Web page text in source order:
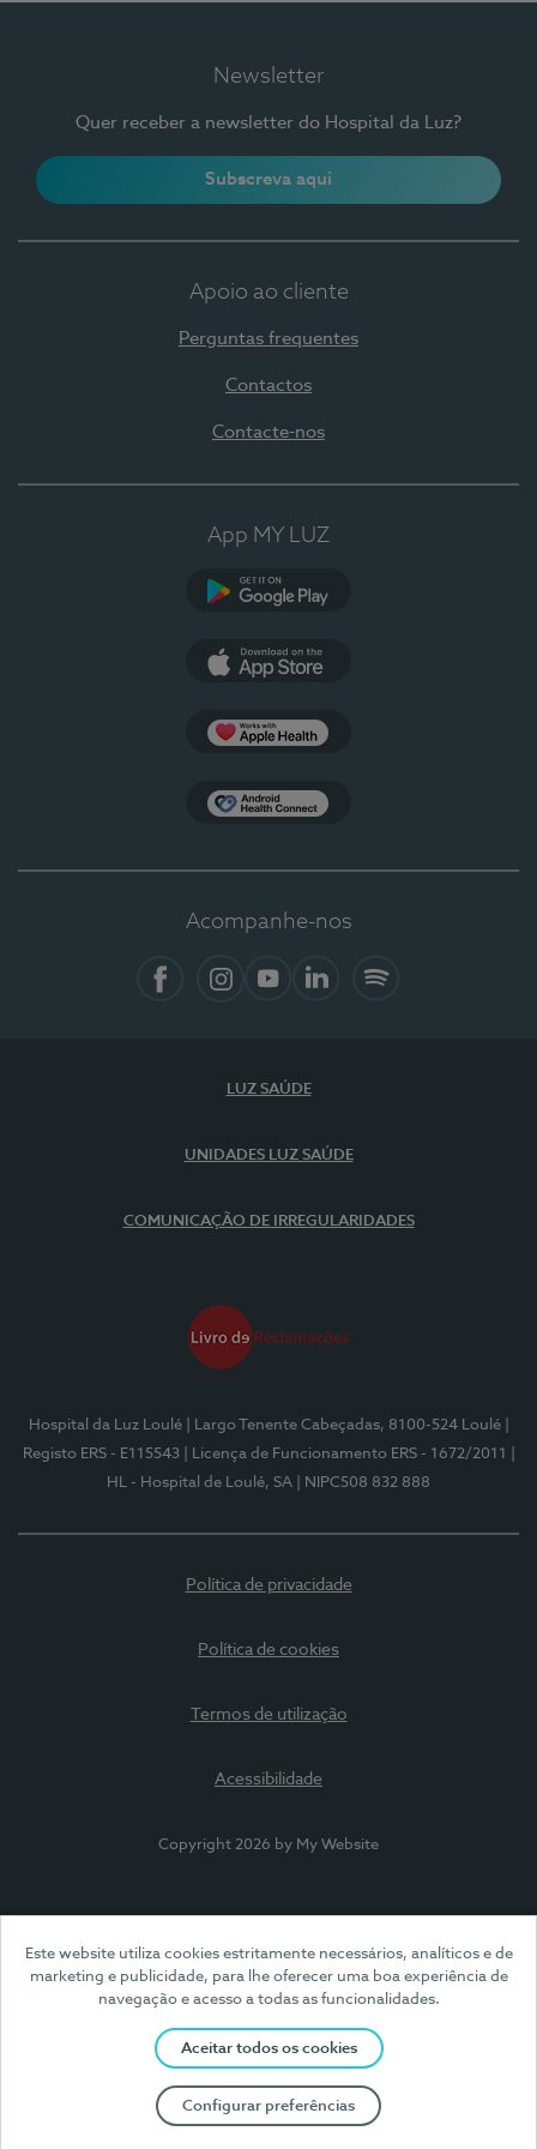
Este website utiliza cookies estritamente necessários, analíticos e de
marketing e publicidade, para lhe oferecer uma boa experiência de
navegação e acesso a todas as funcionalidades.
Aceitar todos os cookies
Configurar preferências
Newsletter
Quer receber a newsletter do Hospital da Luz?
Subscreva aqui
Apoio ao cliente
Perguntas frequentes
Contactos
Contacte-nos
App MY LUZ
Acompanhe-nos
LUZ SAÚDE
UNIDADES LUZ SAÚDE
COMUNICAÇÃO DE IRREGULARIDADES
Hospital da Luz Loulé | Largo Tenente Cabeçadas, 8100-524 Loulé
Registo ERS - E115543
| Licença de Funcionamento ERS - 1672/2011
HL - Hospital de Loulé, SA
| NIPC508 832 888
Política de privacidade
Política de cookies
Termos de utilização
Acessibilidade
Copyright 2026 by My Website